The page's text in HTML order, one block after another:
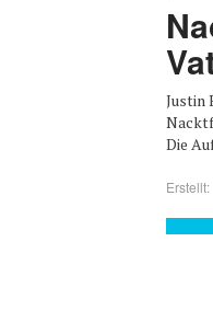
Justin
Die